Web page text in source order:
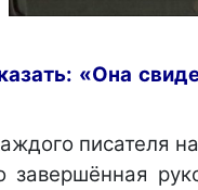
«Она
писателя